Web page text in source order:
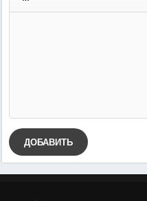
ДОБАВИТЬ